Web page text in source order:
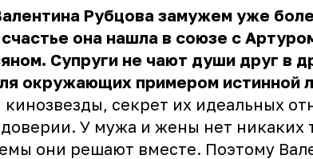
Рубцова замужем уже
она нашла в союзе с
Супруги не чают души друг в
окружающих примером истинной
кинозвезды, секрет их идеальных
доверии. У мужа и жены нет никаких
они решают вместе. Поэтому